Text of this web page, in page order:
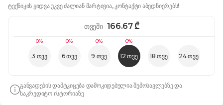
ტექნიკის ყიდვა უკვე ძალიან მარტივია, კონტაქტი აბედნიერებს!
0%
3 თვე
0%
6 თვე
0%
9 თვე
0%
12 თვე 18 თვე 24 თვე
თვეში 166.67₾
განვადების დამტკიცება დამოკიდებულია შემოსავლებზე და
საკრედიტო ისტორიაზე